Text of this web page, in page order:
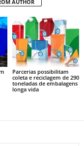
AUTHOR
Parcerias possibilitam
coleta e reciclagem de 290
toneladas de embalagens
longa vida